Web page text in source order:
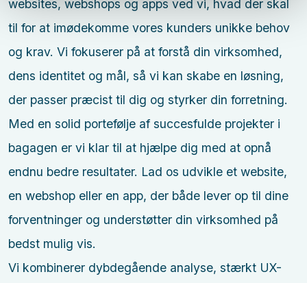
websites, webshops og apps ved vi, hvad der skal
til for at imødekomme vores kunders unikke behov
og krav. Vi fokuserer på at forstå din virksomhed,
dens identitet og mål, så vi kan skabe en løsning,
der passer præcist til dig og styrker din forretning.
Med en solid portefølje af succesfulde projekter i
bagagen er vi klar til at hjælpe dig med at opnå
endnu bedre resultater. Lad os udvikle et website,
en webshop eller en app, der både lever op til dine
forventninger og understøtter din virksomhed på
bedst mulig vis.
Vi kombinerer dybdegående analyse, stærkt UX-